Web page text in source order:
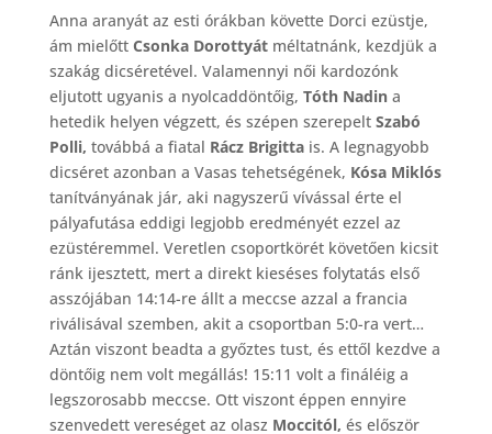
Anna aranyát az esti órákban követte Dorci ezüstje,
ám mielőtt Csonka Dorottyátméltatnánk, kezdjük a
szakág dicséretével. Valamennyi női kardozónk
eljutott ugyanis a nyolcaddöntőig, Tóth Nadina
hetedik helyen végzett, és szépen szerepelt Szabó
Polli, továbbá a fiatal Rácz Brigittais. A legnagyobb
dicséret azonban a Vasas tehetségének, Kósa Miklós
tanítványának jár, aki nagyszerű vívással érte el
pályafutása eddigi legjobb eredményét ezzel az
ezüstéremmel. Veretlen csoportkörét követően kicsit
ránk ijesztett, mert a direkt kieséses folytatás első
asszójában 14:14-re állt a meccse azzal a francia
riválisával szemben, akit a csoportban 5:0-ra vert…
Aztán viszont beadta a győztes tust, és ettől kezdve a
döntőig nem volt megállás! 15:11 volt a fináléig a
legszorosabb meccse. Ott viszont éppen ennyire
szenvedett vereséget az olasz Moccitól, és először